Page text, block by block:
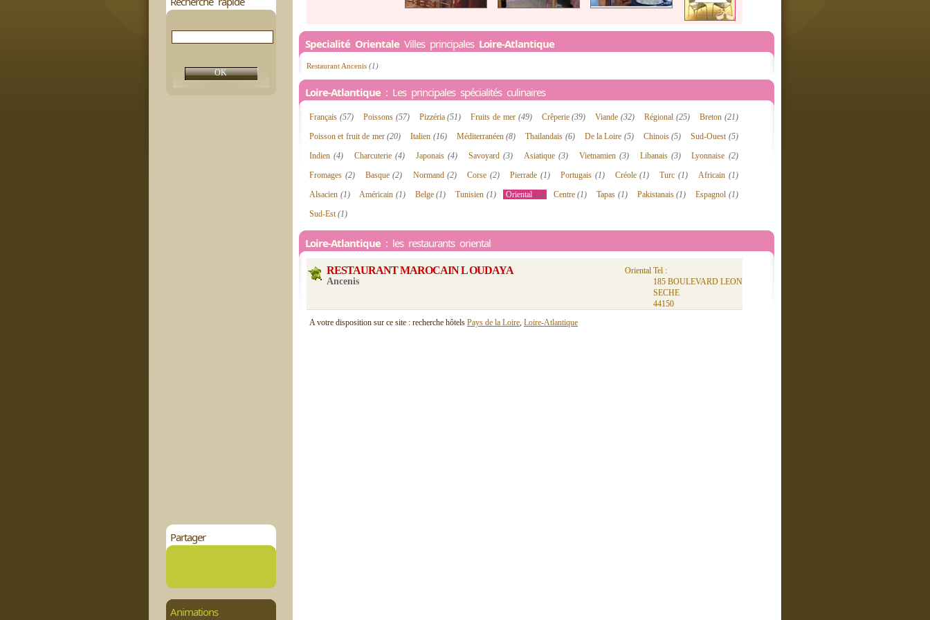
Partager
Animations
Specialité Orientale Villes principales Loire-Atlantique
Restaurant Ancenis (1)
Loire-Atlantique : Les principales spécialités culinaires
Français (57) Poissons (57) Pizzéria(51) Fruits de mer (49) Crêperie(39) Viande(32) Régional (25) Breton (21)
Poisson et fruit de mer(20) Italien (16) Méditerranéen(8) Thailandais (6) De la Loire (5) Chinois(5) Sud-Ouest (5)
Indien(4) Charcuterie(4) Japonais(4) Savoyard(3) Asiatique (3) Vietnamien (3) Libanais (3) Lyonnaise (2)
Fromages (2) Basque(2) Normand(2) Corse (2) Pierrade (1) Portugais (1) Créole(1) Turc(1) Africain (1)
Alsacien (1) Américain (1) Belge(1) Tunisien (1) Oriental(1) Centre(1) Tapas (1) Pakistanais(1) Espagnol (1)
Sud-Est(1)
Loire-Atlantique : les restaurants oriental
RESTAURANT MAROCAIN L OUDAYA
Ancenis
Oriental Tel :
185 BOULEVARD LEON
SECHE
44150
A votre disposition sur ce site : recherche hôtels Pays de la Loire, Loire-Atlantique